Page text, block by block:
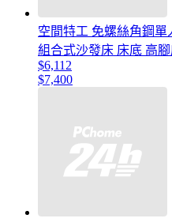
空間特工 免螺絲角鋼單
組合式沙發床 床底 高
$6,112
$7,400